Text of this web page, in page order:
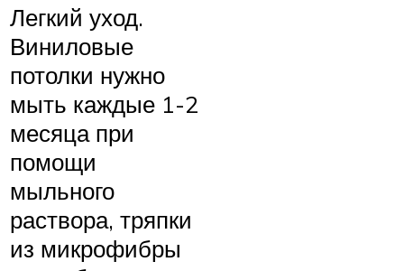
Легкий уход.
Виниловые
потолки нужно
мыть каждые 1-2
месяца при
помощи
мыльного
раствора, тряпки
из микрофибры